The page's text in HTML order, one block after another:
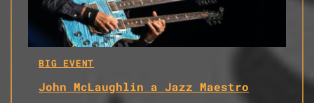
BIG EVENT
John McLaughlin a Jazz Maestro